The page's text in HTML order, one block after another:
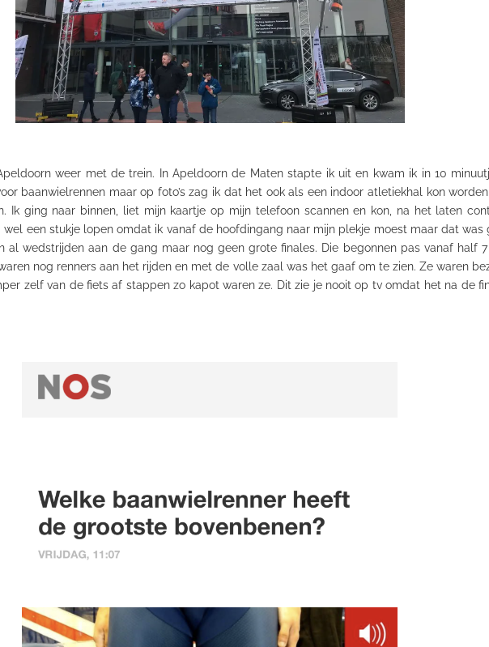
weer met de trein. In Apeldoorn de Maten stapte ik uit en kwam ik in 10
baanwielrennen maar op foto’s zag ik dat het ook als een indoor atletiekhal kon
Ik ging naar binnen, liet mijn kaartje op mijn telefoon scannen en kon, na het laten
wel een stukje lopen omdat ik vanaf de hoofdingang naar mijn plekje moest maar dat was
al wedstrijden aan de gang maar nog geen grote finales. Die begonnen pas vanaf half
nog renners aan het rijden en met de volle zaal was het gaaf om te zien. Ze waren
zelf van de fiets af stappen zo kapot waren ze. Dit zie je nooit op tv omdat het na de